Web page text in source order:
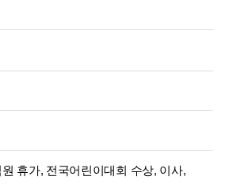
휴가, 전국어린이대회 수상, 이사,